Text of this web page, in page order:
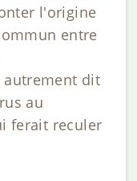
l'origine
entre
autrement dit
au
ferait reculer